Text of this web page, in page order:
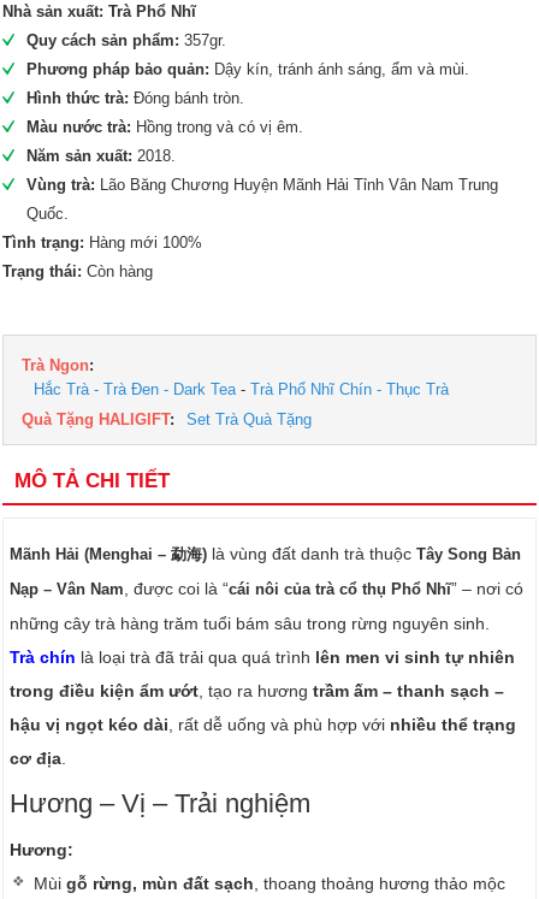
Nhà sản xuất: Trà Phổ Nhĩ
Quy cách sản phẩm:357gr.
Phương pháp bảo quản: Dậy kín, tránh ánh sáng, ẩm và mùi.
Hình thức trà: Đóng bánh tròn.
Màu nước trà: Hồng trong và có vị êm.
Năm sản xuất: 2018.
Vùng trà: Lão Băng Chương Huyện Mãnh Hải Tỉnh Vân Nam Trung
Quốc.
Tình trạng: Hàng mới 100%
Trạng thái:Còn hàng
Trà Ngon:
Hắc Trà - Trà Đen - Dark Tea -Trà Phổ Nhĩ Chín - Thục Trà
Quà Tặng HALIGIFT: Set Trà Quà Tặng
MÔ TẢ CHI TIẾT
Mãnh Hải (Menghai – 勐海) là vùng đất danh trà thuộcTây Song Bản
Nạp – Vân Nam , được coi là “cái nôi của trà cổ thụ Phổ Nhĩ” – nơi có
những cây trà hàng trăm tuổi bám sâu trong rừng nguyên sinh.
Trà chín là loại trà đã trải qua quá trình lên men vi sinh tự nhiên
trong điều kiện ẩm ướt , tạo ra hươngtrầm ấm – thanh sạch –
hậu vị ngọt kéo dài , rất dễ uống và phù hợp với nhiều thể trạng
cơ địa
Hương – Vị – Trải nghiệm
Hương:
Mùigỗ rừng, mùn đất sạch , thoang thoảng hương thảo mộc